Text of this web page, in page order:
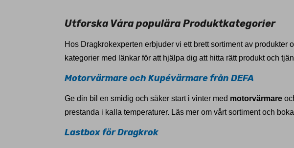
Utforska Våra populära Produktkategorier
Hos Dragkrokexperten erbjuder vi ett brett sortiment av
kategorier med länkar för att hjälpa dig att hitta rätt produkt och
Motorvärmare och Kupévärmare från DEFA
Ge din bil en smidig och säker start i vinter med motorvärmare
prestanda i kalla temperaturer. Läs mer om vårt sortiment och
Lastbox för Dragkrok